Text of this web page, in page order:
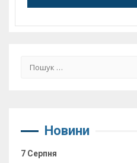
Пошук:
Новини
7 Серпня